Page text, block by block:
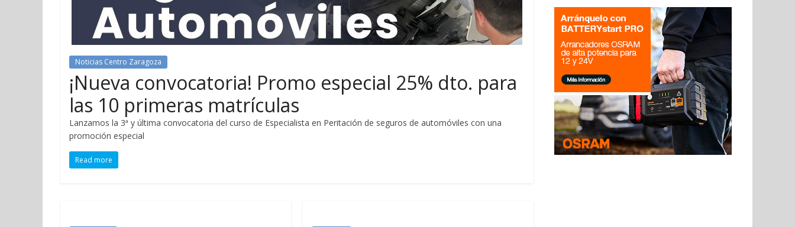
Noticias Centro Zaragoza
¡Nueva convocatoria! Promo especial 25% dto. para
las 10 primeras matrículas
Lanzamos la 3ª y última convocatoria del curso de Especialista en Peritación de seguros de automóviles con una
promoción especial
Read more